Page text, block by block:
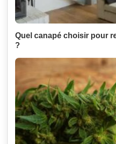
Quel canapé choisir pour
?